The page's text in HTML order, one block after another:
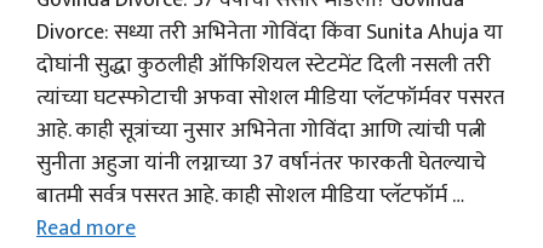
Divorce: सध्या तरी अभिनेता गोविंदा किंवा Sunita Ahuja या
दोघांनी सुद्धा कुठलीही ऑफिशियल स्टेटमेंट दिली नसली तरी
त्यांच्या घटस्फोटाची अफवा सोशल मीडिया प्लॅटफॉर्मवर पसरत
आहे. काही सूत्रांच्या नुसार अभिनेता गोविंदा आणि त्यांची पत्नी
सुनीता अहुजा यांनी लग्नाच्या 37 वर्षानंतर फारकती घेतल्याचे
बातमी सर्वत्र पसरत आहे. काही सोशल मीडिया प्लॅटफॉर्म …
Read more